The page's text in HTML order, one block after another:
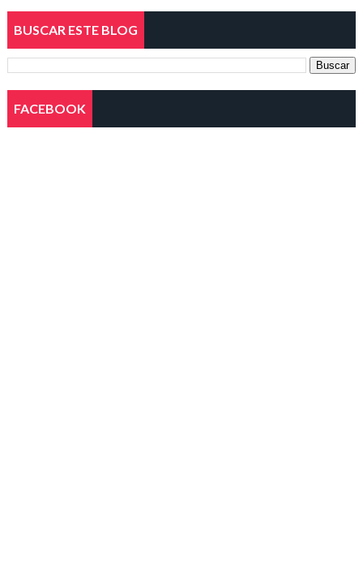
BUSCAR ESTE BLOG
FACEBOOK